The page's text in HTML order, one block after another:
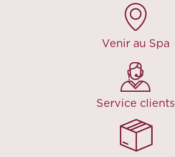
Venir au Spa
Service clients